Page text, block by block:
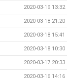
2020-03-19 13:32
2020-03-18 21:20
2020-03-18 15:41
2020-03-18 10:30
2020-03-17 20:33
2020-03-16 14:16